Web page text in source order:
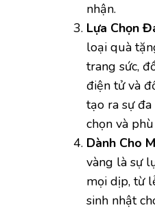
nhận.
Lựa Chọn
loại quà
trang sức,
điện tử và
tạo ra sự
chọn và
Dành Cho
vàng là sự
mọi dịp, từ
sinh nhật